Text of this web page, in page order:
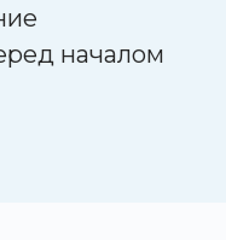
началом